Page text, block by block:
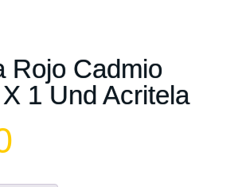
Rojo Cadmio
1 Und Acritela